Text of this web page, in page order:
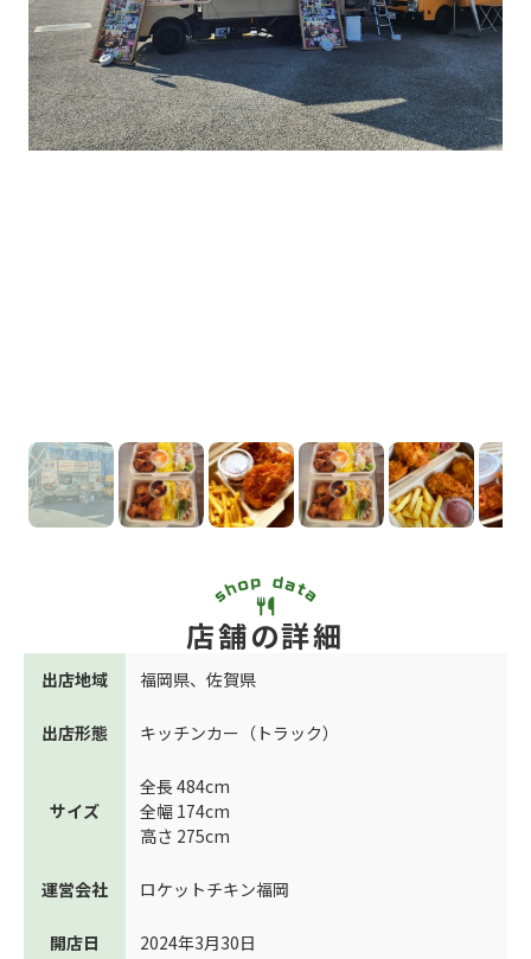
店舗の詳細
出店地域 福岡県、 佐賀県
出店形態 キッチンカー（トラック）
サイズ
全長 484cm
全幅 174cm
高さ 275cm
運営会社 ロケットチキン福岡
開店日 2024年3月30日